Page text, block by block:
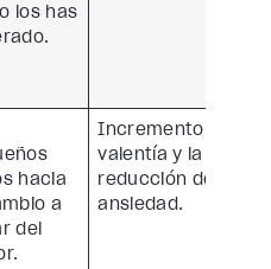
los has
hacia
a
del
Incremento de la
valentía y la
reducción de la
ansiedad.